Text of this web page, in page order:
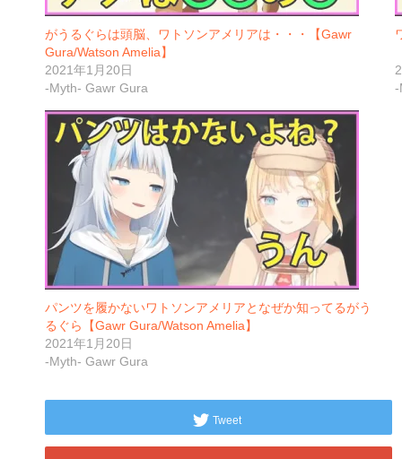
がうるぐらは頭脳、ワトソンアメリアは・・・【Gawr
Gura/Watson Amelia】
2021年1月20日
-Myth- Gawr Gura
-
パンツを履かないワトソンアメリアとなぜか知ってるがう
るぐら【Gawr Gura/Watson Amelia】
2021年1月20日
-Myth- Gawr Gura
Tweet